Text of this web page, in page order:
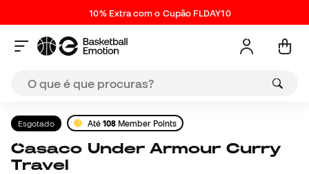
10% Extra com o Cupão FLDAY10
Esgotado Até 108 Member Points
Casaco Under Armour Curry
Travel